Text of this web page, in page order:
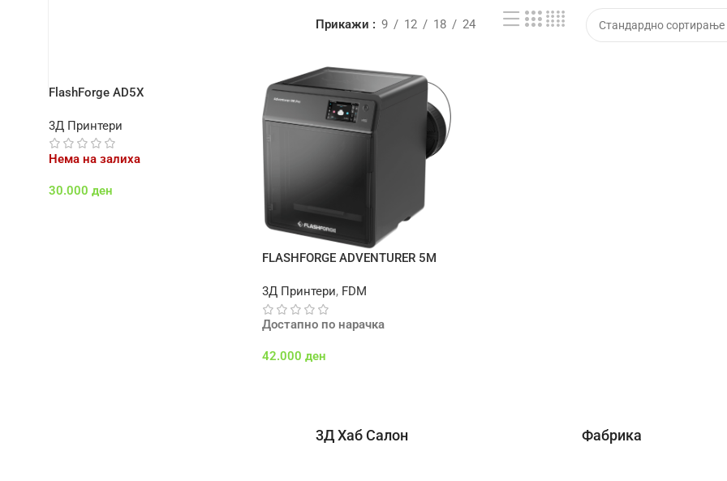
Прикажи 9 12 18 24
FlashForge AD5X
3Д Принтери
Нема на залиха
30.000 ден
FLASHFORGE ADVENTURER 5M
3Д Принтери, FDM
Достапно по нарачка
42.000 ден
3Д Хаб Салон Фабрика